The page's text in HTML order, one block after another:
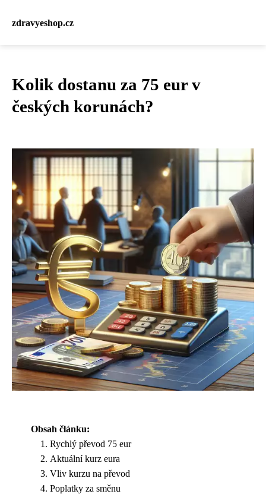
zdravyeshop.cz
Kolik dostanu za 75 eur v
českých korunách?
Obsah článku:
Rychlý převod 75 eur
Aktuální kurz eura
Vliv kurzu na převod
Poplatky za směnu